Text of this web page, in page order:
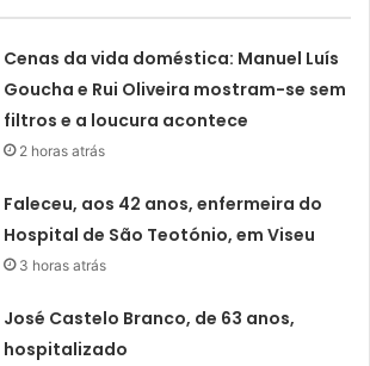
Cenas da vida doméstica: Manuel Luís
Goucha e Rui Oliveira mostram-se sem
filtros e a loucura acontece
2 horas atrás
Faleceu, aos 42 anos, enfermeira do
Hospital de São Teotónio, em Viseu
3 horas atrás
José Castelo Branco, de 63 anos,
hospitalizado